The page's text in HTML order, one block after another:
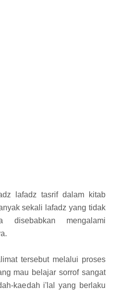
lafadz tasrif dalam kitab
sekali lafadz yang tidak
disebabkan mengalami
tersebut melalui proses
mau belajar sorrof sangat
kaedah i'lal yang berlaku